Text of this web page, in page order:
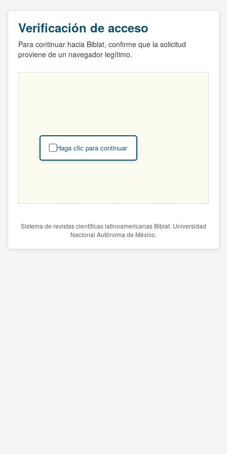
Verificación de acceso
Para continuar hacia Biblat, confirme que la solicitud
proviene de un navegador legítimo.
Haga clic para continuar
Sistema de revistas científicas latinoamericanas Biblat. Universidad
Nacional Autónoma de México.